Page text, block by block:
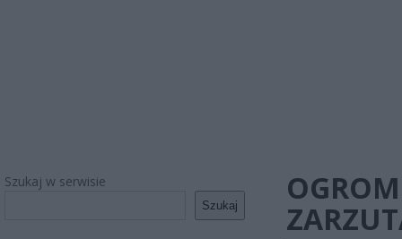
Szukaj w serwisie
Szukaj